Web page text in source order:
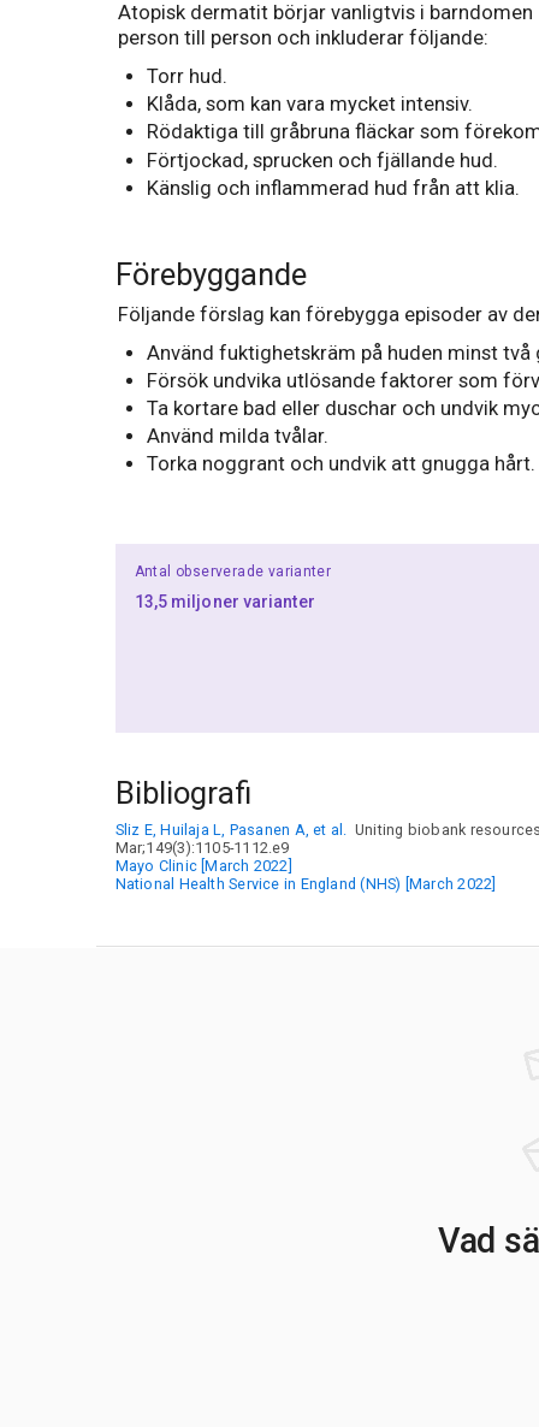
Atopisk dermatit börjar vanligtvis i
person till person och inkluderar följande:
Torr hud.
Klåda, som kan vara mycket intensiv.
Rödaktiga till gråbruna fläckar som
Förtjockad, sprucken och fjällande hud.
Känslig och inflammerad hud från att klia.
Förebyggande
Följande förslag kan förebygga episoder av
Använd fuktighetskräm på huden minst två
Försök undvika utlösande faktorer som
Ta kortare bad eller duschar och undvik
Använd milda tvålar.
Torka noggrant och undvik att gnugga hårt.
Antal observerade varianter
13,5 miljoner varianter
Bibliografi
Sliz E, Huilaja L, Pasanen A, et al. Uniting biobank
Mar;149(3):1105-1112.e9
Mayo Clinic [March 2022]
National Health Service in England (NHS) [March 2022]
Vad